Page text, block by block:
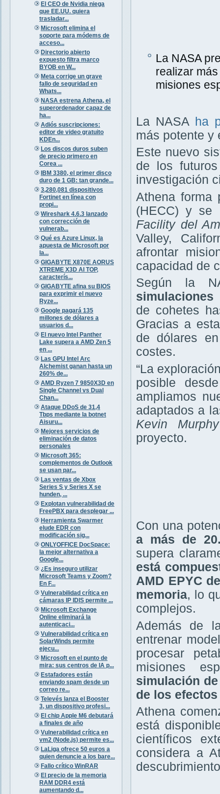
El CEO de Nvidia niega
que EE.UU. quiera
trasladar...
Microsoft elimina el
soporte para módems de
acceso...
Directorio abierto
expuesto filtra marco
BYOB en W...
Meta corrige un grave
fallo de seguridad en
Whats...
NASA estrena Athena, el
superordenador capaz de
ha...
Adiós suscripciones:
editor de video gratuito
KDEn...
Los discos duros suben
de precio primero en
Corea ...
IBM 3380, el primer disco
duro de 1 GB: tan grande...
3,280,081 dispositivos
Fortinet en línea con
propi...
Wireshark 4.6.3 lanzado
con corrección de
vulnerab...
Qué es Azure Linux, la
apuesta de Microsoft por
la...
GIGABYTE X870E AORUS
XTREME X3D AI TOP,
caracterís...
GIGABYTE afina su BIOS
para exprimir el nuevo
Ryze...
Google pagará 135
millones de dólares a
usuarios d...
El nuevo Intel Panther
Lake supera a AMD Zen 5
en ...
Las GPU Intel Arc
Alchemist ganan hasta un
260% de...
AMD Ryzen 7 9850X3D en
Single Channel vs Dual
Chan...
Ataque DDoS de 31,4
Tbps mediante la botnet
Aisuru...
Mejores servicios de
eliminación de datos
personales
Microsoft 365:
complementos de Outlook
se usan par...
Las ventas de Xbox
Series S y Series X se
hunden, ...
Explotan vulnerabilidad de
FreePBX para desplegar ...
Herramienta Swarmer
elude EDR con
modificación sig...
ONLYOFFICE DocSpace:
la mejor alternativa a
Google...
¿Es inseguro utilizar
Microsoft Teams y Zoom?
En F...
Vulnerabilidad crítica en
cámaras IP IDIS permite ...
Microsoft Exchange
Online eliminará la
autenticaci...
Vulnerabilidad crítica en
SolarWinds permite
ejecu...
Microsoft en el punto de
mira: sus centros de IA p...
Estafadores están
enviando spam desde un
correo re...
Televés lanza el Booster
3, un dispositivo profesi...
El chip Apple M6 debutará
a finales de año
Vulnerabilidad crítica en
vm2 (Node.js) permite es...
LaLiga ofrece 50 euros a
quien denuncie a los bare...
Fallo crítico WinRAR
El precio de la memoria
RAM DDR4 está
aumentando d...
La NASA
realizar
misiones
La NASA ha
más potente y
Este nuevo
de los
investigación
Athena forma
(HECC) y se
Facility del
Valley,
afrontar
capacidad de
Según la
simulaciones
de cohetes
Gracias a
de dólares
costes.
“La
posible
ampliamos
adaptados a
Kevin Murphy
proyecto.
Con una
a más de
supera
está
AMD EPYC
memoria, lo
complejos.
Además de
entrenar
procesar
misiones
simulación
de los
Athena
está
científicos
considera a